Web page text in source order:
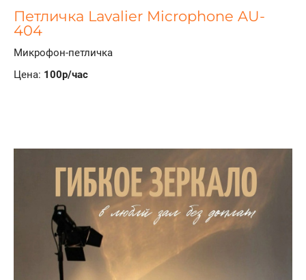
Петличка Lavalier Microphone AU-
404
Микрофон-петличка
Цена: 100р/час